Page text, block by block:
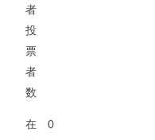
者
投
票
者
数
在
0